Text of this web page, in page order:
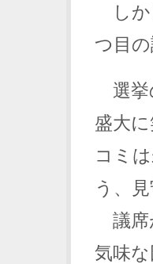
しか
つ目
選挙
盛大
コミ
う、
議席
気味な